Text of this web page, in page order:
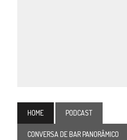
HOME PODCAST
CONVERSA DE BAR PANORÂMICO